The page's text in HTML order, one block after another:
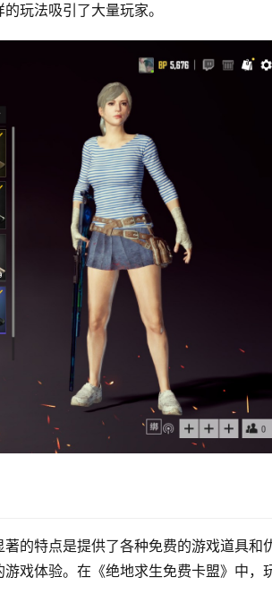
玩法吸引了大量玩家。
的特点是提供了各种免费的游戏道具和
戏体验。在《绝地求生免费卡盟》中，